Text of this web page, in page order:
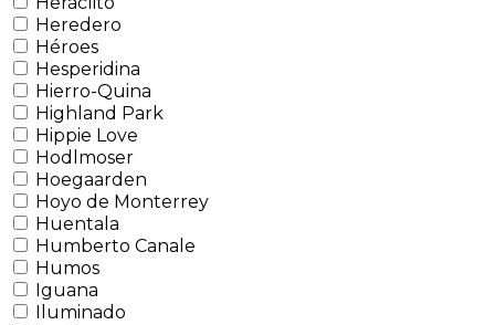
Heredero
Héroes
Hesperidina
Hierro-Quina
Highland Park
Hippie Love
Hodlmoser
Hoegaarden
Hoyo de Monterrey
Huentala
Humberto Canale
Humos
Iguana
Iluminado